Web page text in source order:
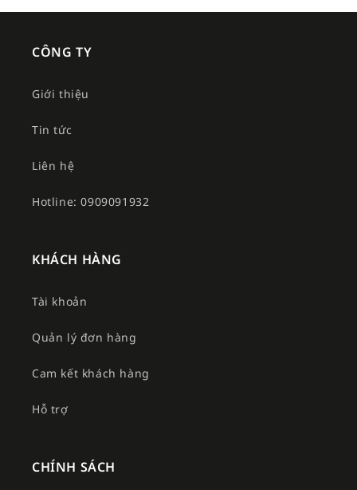
CÔNG TY
Giới thiệu
Tin tức
Liên hệ
Hotline: 0909091932
KHÁCH HÀNG
Tài khoản
Quản lý đơn hàng
Cam kết khách hàng
Hỗ trợ
CHÍNH SÁCH